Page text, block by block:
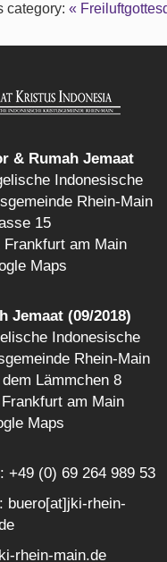
category: «
& Rumah Jemaat
Indonesische
Rhein-Main
15
Frankfurt am Main
Maps
Jemaat (09/2018)
Indonesische
Rhein-Main
Lämmchen 8
am Main
Maps
+49 (0) 69 264 989 53
buero[at]jki-rhein-
rhein-main.de